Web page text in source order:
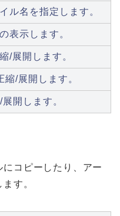
ル名を指定します。
表示します。
/展開します。
/展開します。
開します。
コピーしたり、アー
す。